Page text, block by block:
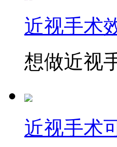
近视手术
想做近视
近视手术